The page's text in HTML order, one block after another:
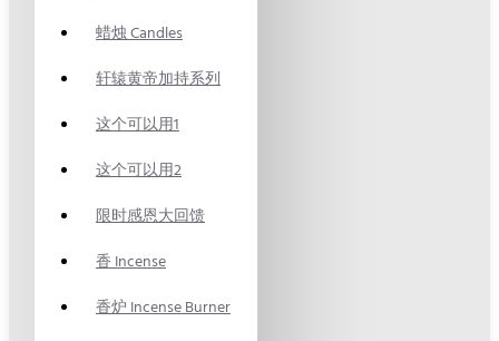
蜡烛 Candles
轩辕黄帝加持系列
这个可以用1
这个可以用2
限时感恩大回馈
香 Incense
香炉 Incense Burner